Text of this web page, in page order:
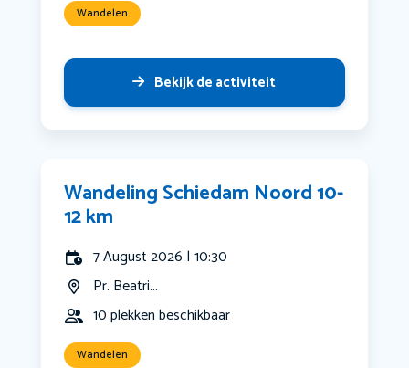
Wandelen
Bekijk de activiteit
Wandeling Schiedam Noord 10-
12 km
7 August 2026 | 10:30
Pr. Beatri...
10 plekken beschikbaar
Wandelen